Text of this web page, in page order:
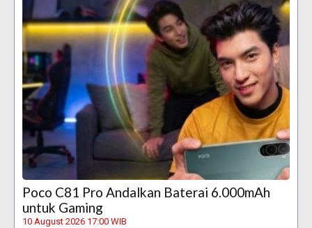
Poco C81 Pro Andalkan Baterai 6.000mAh
untuk Gaming
10 August 2026 17:00 WIB